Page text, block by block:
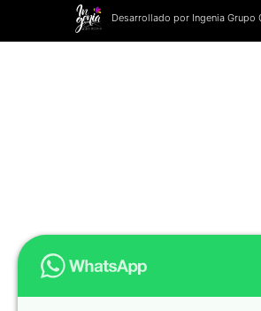
Desarrollado por Ingenia Grupo